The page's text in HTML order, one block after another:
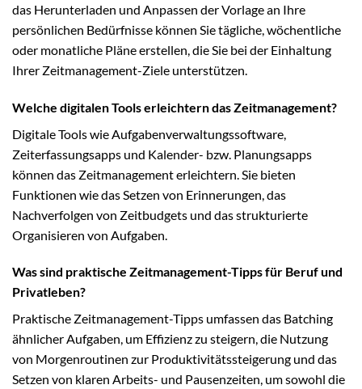
das Herunterladen und Anpassen der Vorlage an Ihre
persönlichen Bedürfnisse können Sie tägliche, wöchentliche
oder monatliche Pläne erstellen, die Sie bei der Einhaltung
Ihrer Zeitmanagement-Ziele unterstützen.
Welche digitalen Tools erleichtern das Zeitmanagement?
Digitale Tools wie Aufgabenverwaltungssoftware,
Zeiterfassungsapps und Kalender- bzw. Planungsapps
können das Zeitmanagement erleichtern. Sie bieten
Funktionen wie das Setzen von Erinnerungen, das
Nachverfolgen von Zeitbudgets und das strukturierte
Organisieren von Aufgaben.
Was sind praktische Zeitmanagement-Tipps für Beruf und
Privatleben?
Praktische Zeitmanagement-Tipps umfassen das Batching
ähnlicher Aufgaben, um Effizienz zu steigern, die Nutzung
von Morgenroutinen zur Produktivitätssteigerung und das
Setzen von klaren Arbeits- und Pausenzeiten, um sowohl die